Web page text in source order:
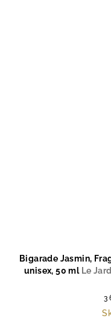
Bigarade Jasmin,
unisex, 50 ml Le
3